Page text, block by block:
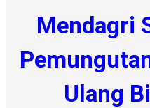
Mendagri
Ulang